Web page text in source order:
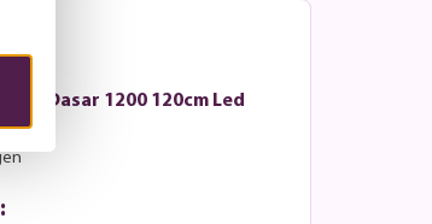
Dasar 1200 120cm Led